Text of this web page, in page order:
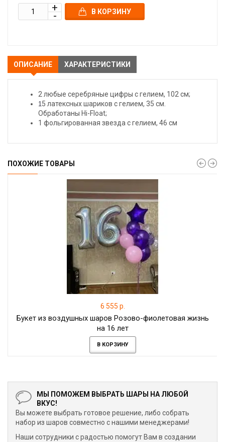
В КОРЗИНУ
ОПИСАНИЕ ХАРАКТЕРИСТИКИ
2 любые серебряные цифры с гелием, 102 см;
15 латексных шариков с гелием, 35 см.
Обработаны Hi-Float;
1 фольгированная звезда с гелием, 46 см
ПОХОЖИЕ ТОВАРЫ
6 555 р.
Букет из воздушных шаров Розово-фиолетовая жизнь
на 16 лет
В КОРЗИНУ
МЫ ПОМОЖЕМ ВЫБРАТЬ ШАРЫ НА ЛЮБОЙ
ВКУС!
Вы можете выбрать готовое решение, либо собрать
набор из шаров совместно с нашими менеджерами!
Наши сотрудники с радостью помогут Вам в создании